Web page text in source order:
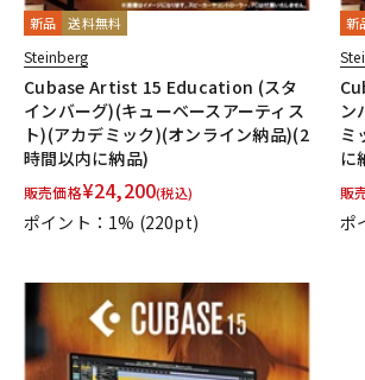
新品 送料無料
Steinberg
Cubase Artist 15 Education (スタ
インバーグ)(キューベースアーティス
ト)(アカデミック)(オンライン納品)(2
時間以内に納品)
販売価格¥24,200(税込)
ポイント：1% (220pt)
新
ン
ミ
に
販
ポ